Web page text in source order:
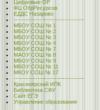
Цифровые ОР
ФЦ ОбрРесурсов
ЕДДС Назарово
------------------------------------
МБОУ СОШ № 1
МБОУ СОШ № 2
МБОУ СОШ № 3
МБОУ СОШ № 4
МБОУ СОШ № 7
МАОУ СОШ № 8
МБОУ СОШ № 9
МБОУ СОШ № 11
МКОУ СОШ № 17
------------------------------------
Красноярский ИПК
Библиотека СФУ
Сайт ЕГЭ
Управление образования